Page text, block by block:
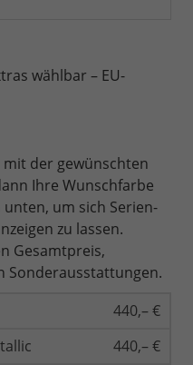
wählbar – EU-
mit der gewünschten
Ihre Wunschfarbe
um sich Serien-
zu lassen.
Gesamtpreis,
Sonderausstattungen.
440,– €
440,– €